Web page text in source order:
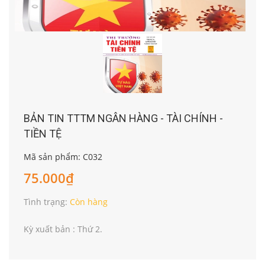
BẢN TIN TTTM NGÂN HÀNG - TÀI CHÍNH -
TIỀN TỆ
Mã sản phẩm: C032
75.000₫
Tình trạng: Còn hàng
Kỳ xuất bản : Thứ 2.